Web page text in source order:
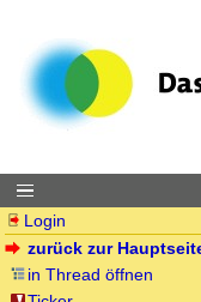
Login
zurück zur
in Thread öffnen